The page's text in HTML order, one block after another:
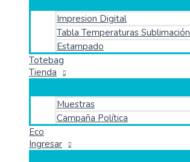
Impresion Digital
Tabla Temperaturas Sublimación
Estampado
Totebag
Tienda
Muestras
Campaña Política
Eco
Ingresar